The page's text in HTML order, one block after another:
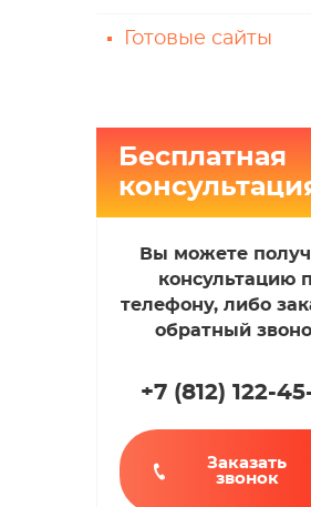
Готовые сайты
Бесплатная
Вы можете
консультацию
телефону, либо
обратный
+7 (812)122-
Заказать
звонок